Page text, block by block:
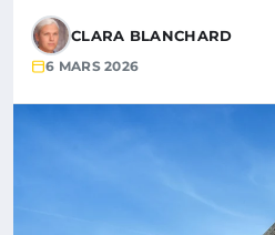
CLARA BLANCHARD
6 MARS 2026